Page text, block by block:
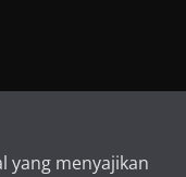
yang menyajikan